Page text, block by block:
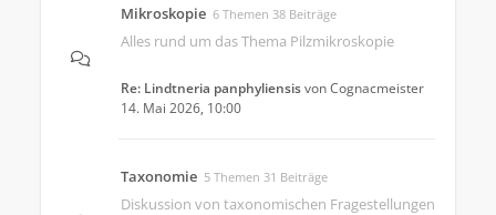
Mikroskopie 6 Themen 38 Beiträge
Alles rund um das Thema Pilzmikroskopie
Re: Lindtneria panphyliensisvonCognacmeister
14. Mai 2026, 10:00
Taxonomie 5 Themen 31 Beiträge
Diskussion von taxonomischen Fragestellungen